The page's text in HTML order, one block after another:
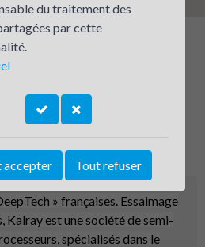
» françaises. Essaimage
Kalray est une société de semi-
spécialisés dans le
du traitement des
par cette
accepter Tout refuser